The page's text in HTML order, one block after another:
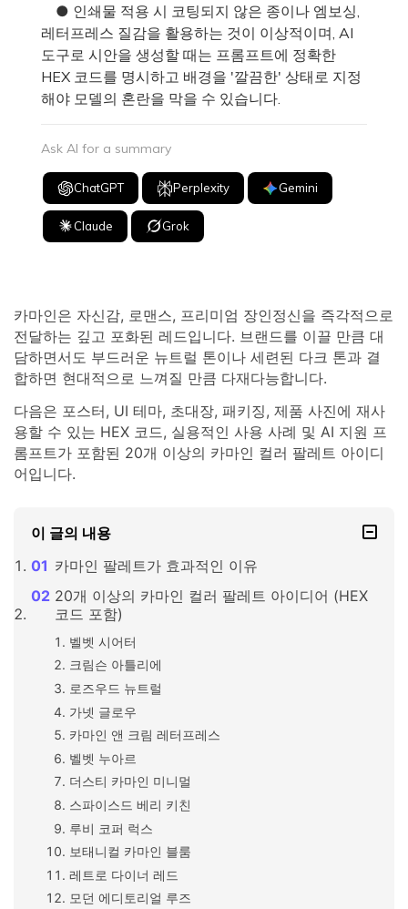
● 인쇄물 적용 시 코팅되지 않은 종이나 엠보싱,
레터프레스 질감을 활용하는 것이 이상적이며, AI
도구로 시안을 생성할 때는 프롬프트에 정확한
HEX 코드를 명시하고 배경을 '깔끔한' 상태로 지정
해야 모델의 혼란을 막을 수 있습니다.
Ask AI for a summary
ChatGPT Perplexity Gemini
Claude Grok
카마인은 자신감, 로맨스, 프리미엄 장인정신을 즉각적으로
전달하는 깊고 포화된 레드입니다. 브랜드를 이끌 만큼 대
담하면서도 부드러운 뉴트럴 톤이나 세련된 다크 톤과 결
합하면 현대적으로 느껴질 만큼 다재다능합니다.
다음은 포스터, UI 테마, 초대장, 패키징, 제품 사진에 재사
용할 수 있는 HEX 코드, 실용적인 사용 사례 및 AI 지원 프
롬프트가 포함된 20개 이상의 카마인 컬러 팔레트 아이디
어입니다.
이 글의 내용
카마인 팔레트가 효과적인 이유
20개 이상의 카마인 컬러 팔레트 아이디어 (HEX
코드 포함)
벨벳 시어터
크림슨 아틀리에
로즈우드 뉴트럴
가넷 글로우
카마인 앤 크림 레터프레스
벨벳 누아르
더스티 카마인 미니멀
스파이스드 베리 키친
루비 코퍼 럭스
보태니컬 카마인 블룸
레트로 다이너 레드
모던 에디토리얼 루즈